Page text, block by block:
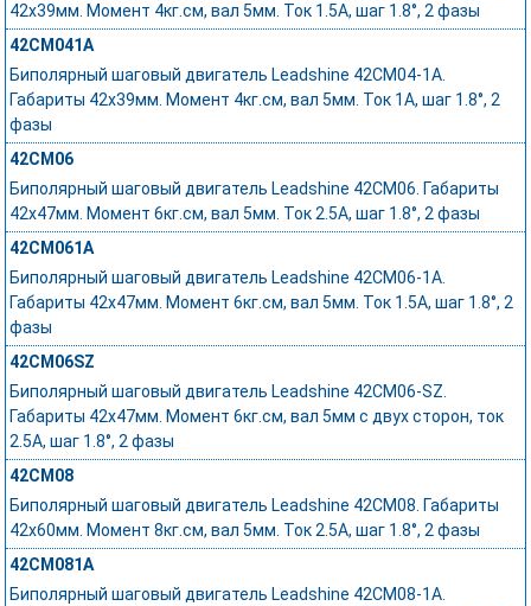
42x39мм. Момент 4кг.см, вал 5мм. Ток 1.5А, шаг 1.8°, 2 фазы
42CM041A
Биполярный шаговый двигатель Leadshine 42CM04-1A.
Габариты 42x39мм. Момент 4кг.см, вал 5мм. Ток 1А, шаг 1.8°, 2
фазы
42CM06
Биполярный шаговый двигатель Leadshine 42CM06. Габариты
42x47мм. Момент 6кг.см, вал 5мм. Ток 2.5А, шаг 1.8°, 2 фазы
42CM061A
Биполярный шаговый двигатель Leadshine 42CM06-1A.
Габариты 42x47мм. Момент 6кг.см, вал 5мм. Ток 1.5А, шаг 1.8°, 2
фазы
42CM06SZ
Биполярный шаговый двигатель Leadshine 42CM06-SZ.
Габариты 42х47мм. Момент 6кг.см, вал 5мм с двух сторон, ток
2.5А, шаг 1.8°, 2 фазы
42CM08
Биполярный шаговый двигатель Leadshine 42CM08. Габариты
42x60мм. Момент 8кг.см, вал 5мм. Ток 2.5А, шаг 1.8°, 2 фазы
42CM081A
Биполярный шаговый двигатель Leadshine 42CM08-1A.